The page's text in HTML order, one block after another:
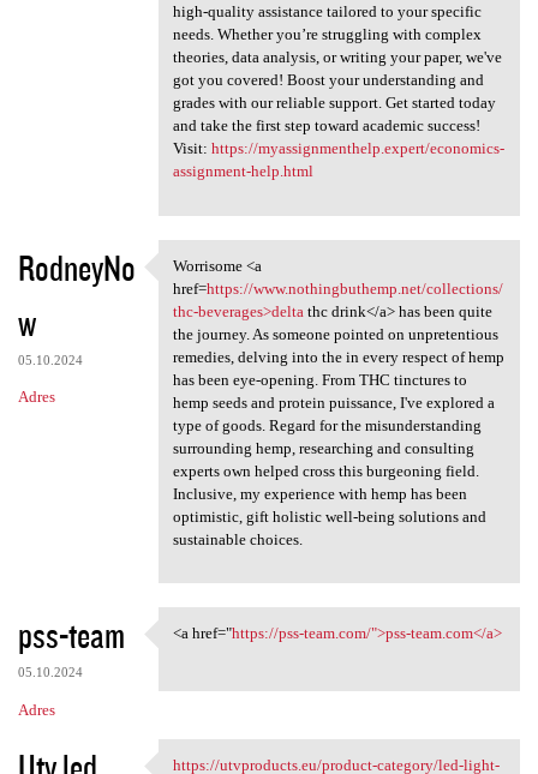
high-quality assistance tailored to your specific
needs. Whether you’re struggling with complex
theories, data analysis, or writing your paper, we've
got you covered! Boost your understanding and
grades with our reliable support. Get started today
and take the first step toward academic success!
Visit: https://myassignmenthelp.expert/economics-
assignment-help.html
RodneyNo
w
05.10.2024
Adres
Worrisome <a href=https:/
Worrisome <a
href=https://www.nothingbuthemp.net/collections/
thc-beverages>delta thc drink</a> has been quite
the journey. As someone pointed on unpretentious
remedies, delving into the in every respect of hemp
has been eye-opening. From THC tinctures to
hemp seeds and protein puissance, I've explored a
type of goods. Regard for the misunderstanding
surrounding hemp, researching and consulting
experts own helped cross this burgeoning field.
Inclusive, my experience with hemp has been
optimistic, gift holistic well-being solutions and
sustainable choices.
pss-team
05.10.2024
Adres
<a href="https://pss-team.com
<a href="https://pss-team.com/">pss-team.com</a>
https://utvproducts.eu/product-category/led-light-